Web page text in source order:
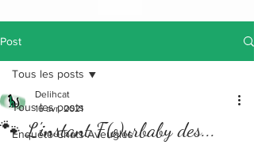
Post
Tous les posts
Enquête Chats Aveugles
Tous les posts
🐾 L'instant F(o)urbaby des...
Delihcat
16 avr. 2021